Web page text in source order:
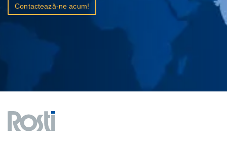
Contactează-ne acum!